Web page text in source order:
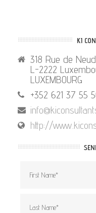
KI
318 Rue de
L-2222
LUXEMBOURG
+352 621 37 55
http://